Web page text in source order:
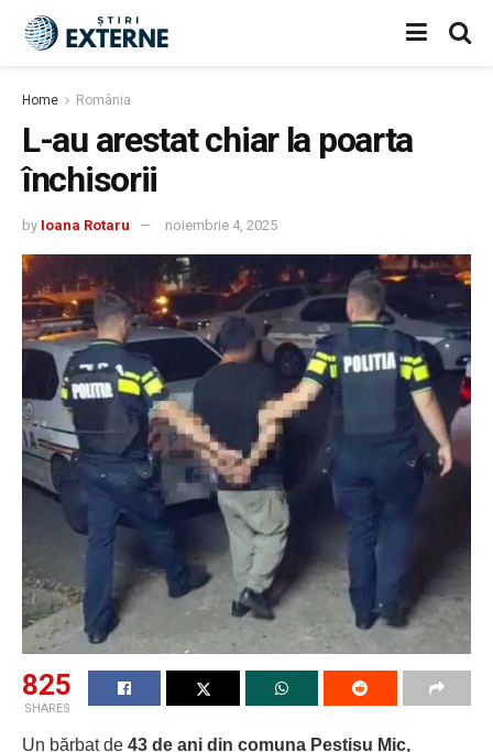
Home România
L-au arestat chiar la poarta
închisorii
by Ioana Rotaru noiembrie 4, 2025
825
SHARES
Un bărbat de 43 de ani din comuna Peștișu Mic,